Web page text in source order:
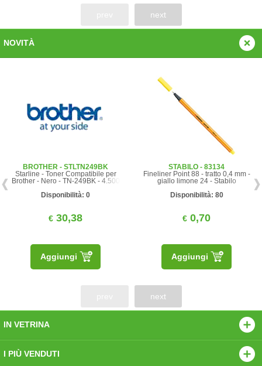
next
NOVITÀ
BROTHER - STLTN249BK
Starline - Toner Compatibile per
Brother - Nero - TN-249BK - 4.500
Disponibilità: 0
€ 30,38
Aggiungi
STABILO - 83134
Fineliner Point 88 - tratto 0,4 mm -
giallo limone 24 - Stabilo
Disponibilità: 80
€ 0,70
Aggiungi
next
IN VETRINA
I PIÙ VENDUTI